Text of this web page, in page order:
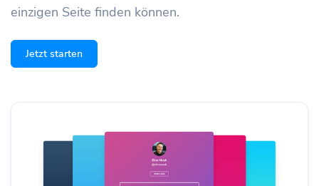
einzigen Seite finden können.
Jetzt starten